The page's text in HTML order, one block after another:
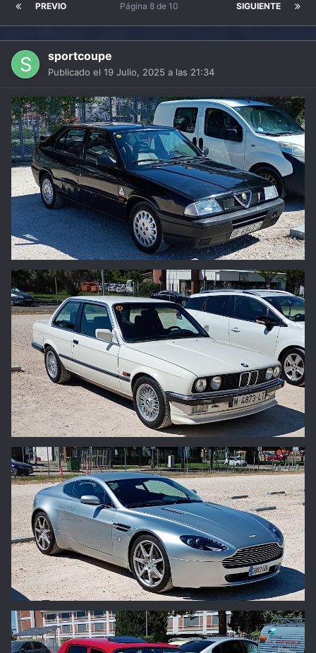
PREVIO SIGUIENTE
Página 8 de 10
sportcoupe
Publicado el 19 Julio, 2025 a las 21:34